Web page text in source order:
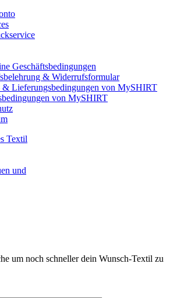
Geschäftsbedingungen
& Widerrufsformular
& Lieferungsbedingungen von MySHIRT
von MySHIRT
Textil
und
um noch schneller dein Wunsch-Textil zu